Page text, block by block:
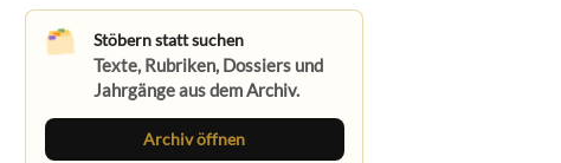
Stöbern statt suchen
Texte, Rubriken, Dossiers und
Jahrgänge aus dem Archiv.
Archiv öffnen